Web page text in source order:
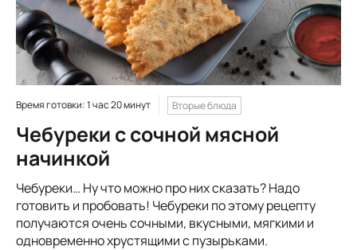
Время готовки: 1 час 20 минут Вторые блюда
Чебуреки с сочной мясной
начинкой
Чебуреки… Ну что можно про них сказать? Надо
готовить и пробовать! Чебуреки по этому рецепту
получаются очень сочными, вкусными, мягкими и
одновременно хрустящими с пузырьками.